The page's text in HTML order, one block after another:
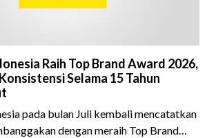
Raih Top Brand Award 2026,
Selama 15 Tahun
pada bulan Juli kembali mencatatkan
dengan meraih Top Brand